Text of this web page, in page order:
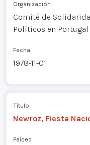
Organización
Comité de
Políticos en Portugal
Fecha
1978-11-01
Título
Newroz, Fiesta
Países